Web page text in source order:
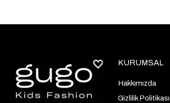
KURUMSAL
Hakkımızda
Gizlilik Politikası